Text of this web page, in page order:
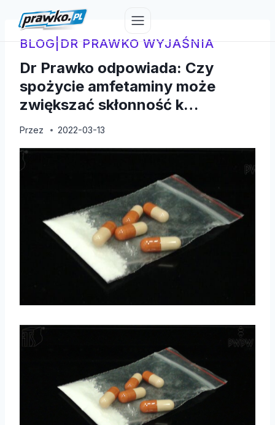
treściBLOG| DR PRAWKO WYJAŚNIA
Dr Prawko odpowiada: Czy
spożycie amfetaminy może
zwiększać skłonność k…
Przez 2022-03-13